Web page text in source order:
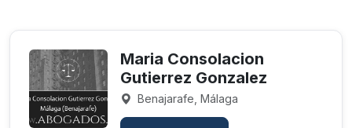
Maria Consolacion
Gutierrez Gonzalez
Benajarafe, Málaga